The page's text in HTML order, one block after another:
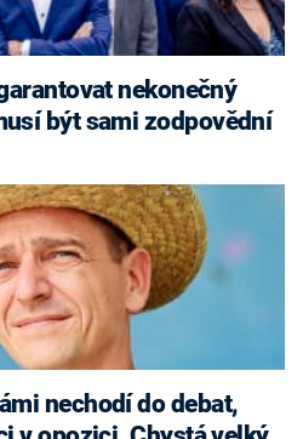
být sami zodpovědní
nechodí do debat,